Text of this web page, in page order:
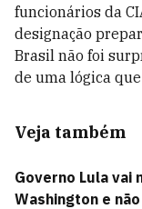
funcionários da
designação
Brasil não foi
de uma lógica
Veja também
Governo Lula vai
Washington e